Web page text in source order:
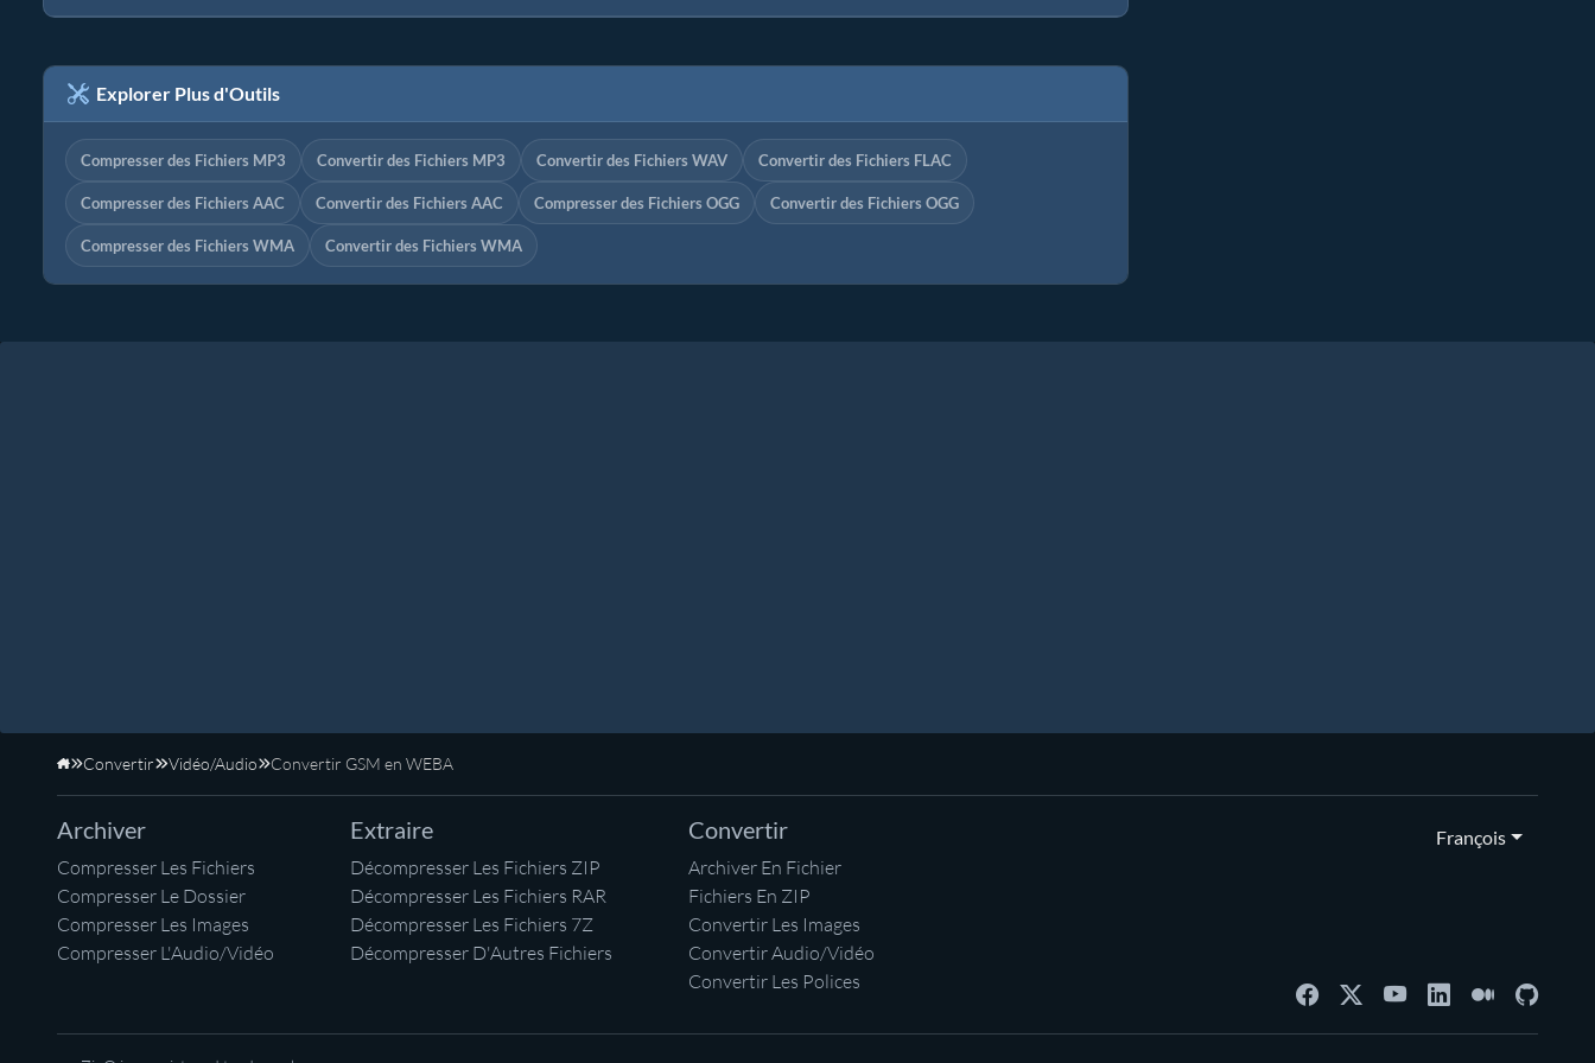
Explorer Plus d'Outils
Compresser des Fichiers MP3 Convertir des Fichiers MP3 Convertir des Fichiers WAV Convertir des Fichiers FLAC
Compresser des Fichiers AAC Convertir des Fichiers AAC Compresser des Fichiers OGG Convertir des Fichiers OGG
Compresser des Fichiers WMA Convertir des Fichiers WMA
Accueil
Convertir Vidéo/Audio Convertir GSM en WEBA
Archiver
Compresser Les Fichiers
Compresser Le Dossier
Compresser Les Images
Compresser L'Audio/Vidéo
Extraire
Décompresser Les Fichiers ZIP
Décompresser Les Fichiers RAR
Décompresser Les Fichiers 7Z
Décompresser D'Autres Fichiers
Convertir
Archiver En Fichier
Fichiers En ZIP
Convertir Les Images
Convertir Audio/Vidéo
Convertir Les Polices
François